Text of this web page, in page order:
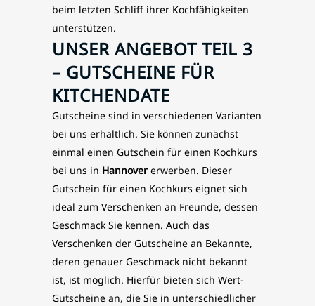
beim letzten Schliff ihrer Kochfähigkeiten
unterstützen.
UNSER ANGEBOT TEIL 3
– GUTSCHEINE FÜR
KITCHENDATE
Gutscheine sind in verschiedenen Varianten
bei uns erhältlich. Sie können zunächst
einmal einen Gutschein für einen Kochkurs
bei uns in Hannover erwerben. Dieser
Gutschein für einen Kochkurs eignet sich
ideal zum Verschenken an Freunde, dessen
Geschmack Sie kennen. Auch das
Verschenken der Gutscheine an Bekannte,
deren genauer Geschmack nicht bekannt
ist, ist möglich. Hierfür bieten sich Wert-
Gutscheine an, die Sie in unterschiedlicher